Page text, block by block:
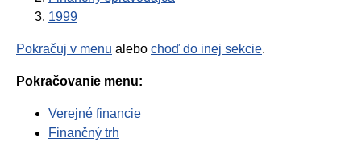
1999
Pokračuj v menu alebo choď do inej sekcie.
Pokračovanie menu:
Verejné financie
Finančný trh